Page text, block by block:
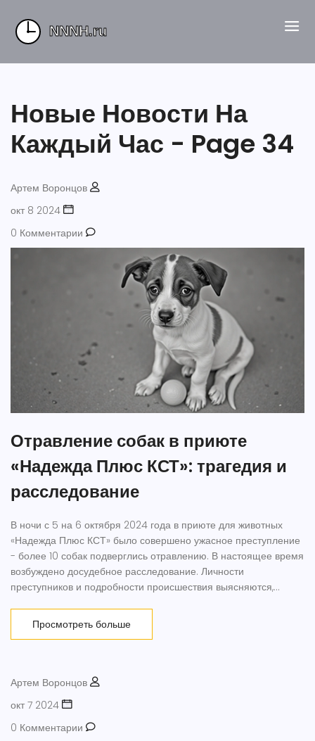
Новые Новости На
Каждый Час - Page 34
Артем Воронцов
окт 8 2024
0 Комментарии
Отравление собак в приюте
«Надежда Плюс КСТ»: трагедия и
расследование
В ночи с 5 на 6 октября 2024 года в приюте для животных
«Надежда Плюс КСТ» было совершено ужасное преступление
- более 10 собак подверглись отравлению. В настоящее время
возбуждено досудебное расследование. Личности
преступников и подробности происшествия выясняются,
или мотивах.
Просмотреть больше
Артем Воронцов
окт 7 2024
0 Комментарии